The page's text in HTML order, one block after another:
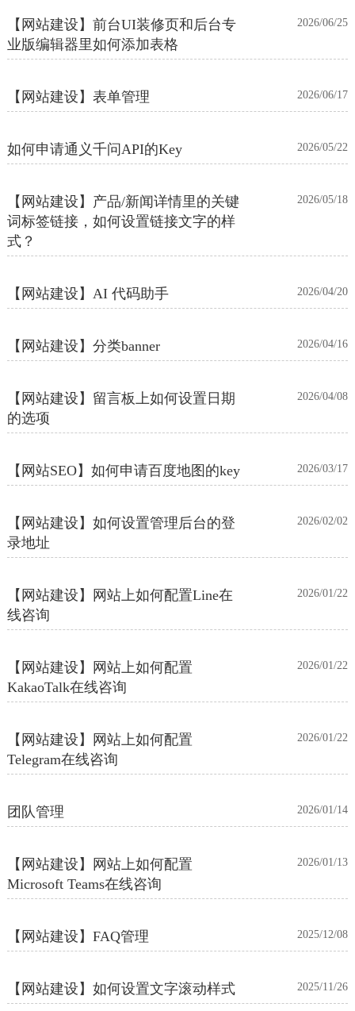
【网站建设】前台UI装修页和后台专
业版编辑器里如何添加表格
2026/06/25
【网站建设】表单管理 2026/06/17
如何申请通义千问API的Key 2026/05/22
【网站建设】产品/新闻详情里的关键
词标签链接，如何设置链接文字的样
式？
2026/05/18
【网站建设】AI 代码助手 2026/04/20
【网站建设】分类banner 2026/04/16
【网站建设】留言板上如何设置日期
的选项
2026/04/08
【网站SEO】如何申请百度地图的key 2026/03/17
【网站建设】如何设置管理后台的登
录地址
2026/02/02
【网站建设】网站上如何配置Line在
线咨询
2026/01/22
【网站建设】网站上如何配置
KakaoTalk在线咨询
2026/01/22
【网站建设】网站上如何配置
Telegram在线咨询
2026/01/22
团队管理 2026/01/14
【网站建设】网站上如何配置
Microsoft Teams在线咨询
2026/01/13
【网站建设】FAQ管理 2025/12/08
【网站建设】如何设置文字滚动样式 2025/11/26